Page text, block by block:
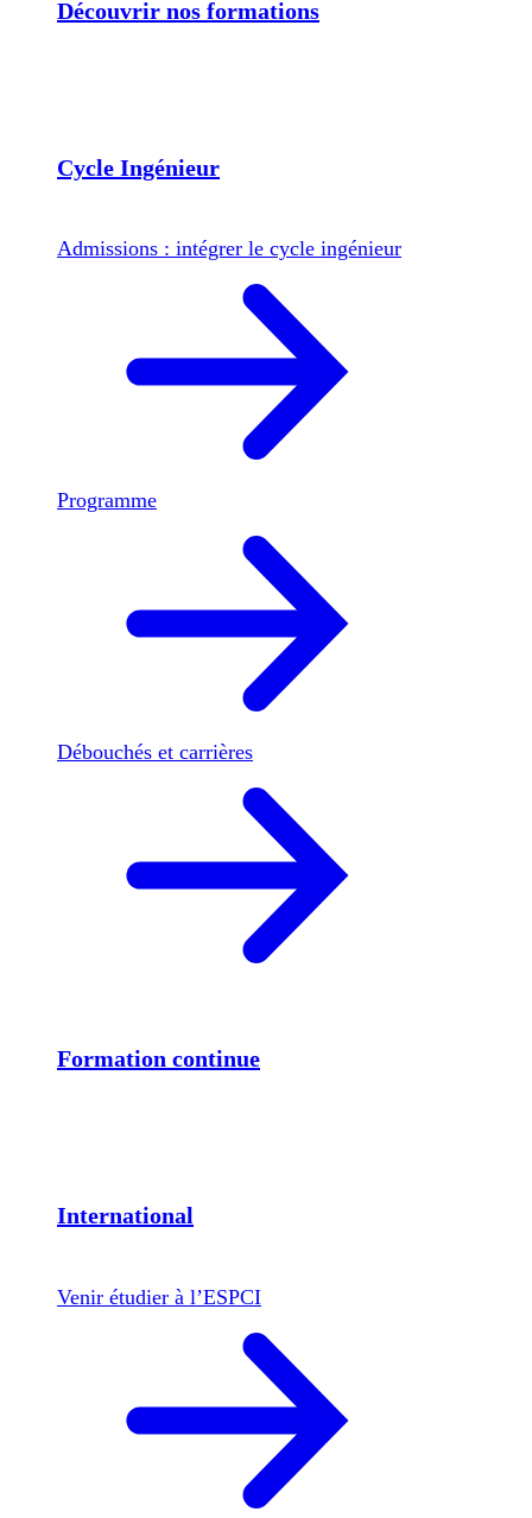
Découvrir nos formations
Cycle Ingénieur
Admissions : intégrer le cycle ingénieur
Programme
Débouchés et carrières
Formation continue
International
Venir étudier à l’ESPCI